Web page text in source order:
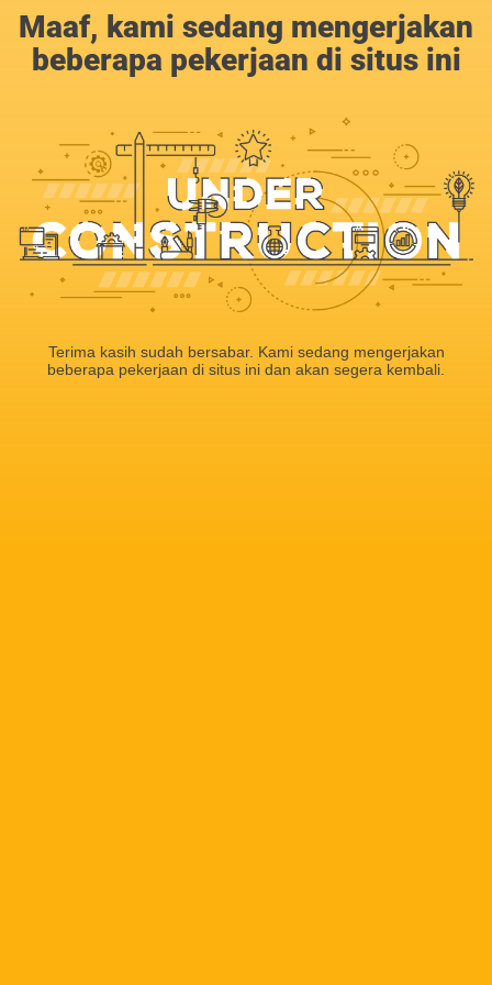
Maaf, kami sedang mengerjakan
beberapa pekerjaan di situs ini
Terima kasih sudah bersabar. Kami sedang mengerjakan
beberapa pekerjaan di situs ini dan akan segera kembali.